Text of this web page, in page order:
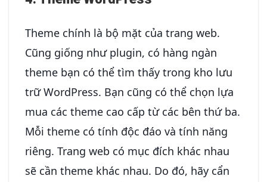
Theme chính là bộ mặt của trang web.
Cũng giống như plugin, có hàng ngàn
theme bạn có thể tìm thấy trong kho lưu
trữ WordPress. Bạn cũng có thể chọn lựa
mua các theme cao cấp từ các bên thứ ba.
Mỗi theme có tính độc đáo và tính năng
riêng. Trang web có mục đích khác nhau
sẽ cần theme khác nhau. Do đó, hãy cẩn